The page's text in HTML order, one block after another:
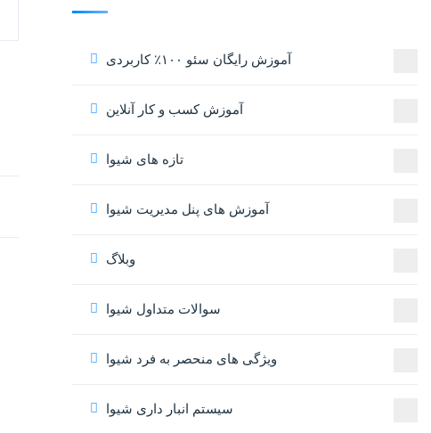
آموزش رایگان سئو ۱۰۰٪ کاربردی
آموزش کسب و کار آنلاین
تازه های شیوا
آموزش های پنل مدیریت شیوا
وبلاگ
سوالات متداول شیوا
ویژگی های منحصر به فرد شیوا
سیستم انبار داری شیوا